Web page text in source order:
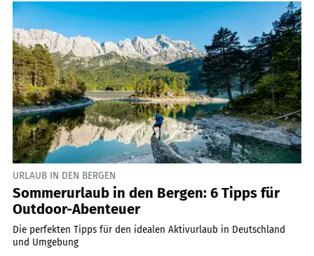
URLAUB IN DEN BERGEN
Sommerurlaub in den Bergen: 6 Tipps für
Outdoor-Abenteuer
Die perfekten Tipps für den idealen Aktivurlaub in Deutschland
und Umgebung